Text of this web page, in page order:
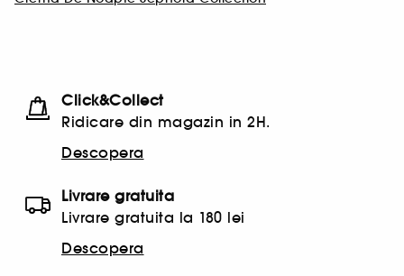
Click&Collect
Ridicare din magazin in 2H.
Descopera
Livrare gratuita
Livrare gratuita la 180 lei
Descopera